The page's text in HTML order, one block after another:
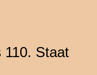
110. Staat